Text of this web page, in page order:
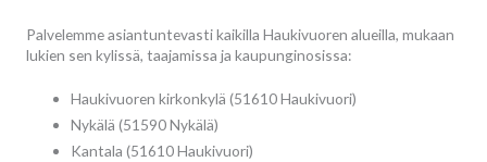
Palvelemme asiantuntevasti kaikilla Haukivuoren alueilla, mukaan
lukien sen kylissä, taajamissa ja kaupunginosissa:
Haukivuoren kirkonkylä (51610 Haukivuori)
Nykälä (51590 Nykälä)
Kantala (51610 Haukivuori)